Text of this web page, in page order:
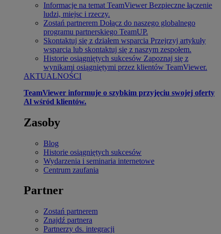
Informacje na temat TeamViewer Bezpieczne łączenie
ludzi, miejsc i rzeczy.
Zostań partnerem Dołącz do naszego globalnego
programu partnerskiego TeamUP.
Skontaktuj się z działem wsparcia Przejrzyj artykuły
wsparcia lub skontaktuj się z naszym zespołem.
Historie osiągniętych sukcesów Zapoznaj się z
wynikami osiągniętymi przez klientów TeamViewer.
AKTUALNOŚCI
TeamViewer informuje o szybkim przyjęciu swojej oferty
Al wśród klientów.
Zasoby
Blog
Historie osiągniętych sukcesów
Wydarzenia i seminaria internetowe
Centrum zaufania
Partner
Zostań partnerem
Znajdź partnera
Partnerzy ds. integracji